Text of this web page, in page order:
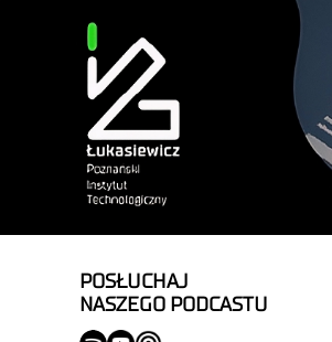
POSŁUCHAJ
NASZEGO PODCASTU